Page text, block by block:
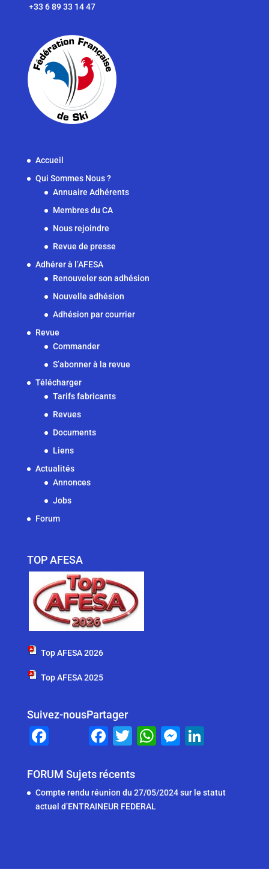
+33 6 89 33 14 47
Accueil
Qui Sommes Nous ?
Annuaire Adhérents
Membres du CA
Nous rejoindre
Revue de presse
Adhérer à l’AFESA
Renouveler son adhésion
Nouvelle adhésion
Adhésion par courrier
Revue
Commander
S’abonner à la revue
Télécharger
Tarifs fabricants
Revues
Documents
Liens
Actualités
Annonces
Jobs
Forum
TOP AFESA
Top AFESA 2026
Top AFESA 2025
Suivez-nous
c
e
b
Partager
F
c
e
b
T
tt
er
W
s
A
M
e
e
FORUM Sujets récents
Compte rendu réunion du 27/05/2024 sur le statut
actuel d’ENTRAINEUR FEDERAL